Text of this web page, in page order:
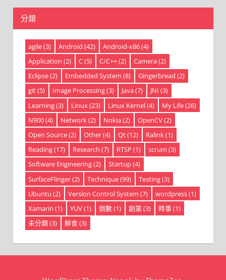
分類
agile(3) Android (42) Android-x86(4)
Application (2) C(5) C/C++(2) Camera(2)
Eclipse(2) Embedded System (8) Gingerbread (2)
git(5) Image Processing(3) Java(7) JNI (3)
Learning(3) Linux (23) Linux Kernel(4) My Life(26)
N900(4) Network(2) Nokia(2) OpenCV(2)
Open Source(2) Other(4) Qt(12) Ralink(1)
Reading(17) Research (7) RTSP (1) scrum (3)
Software Engineering(2) Startup(4)
SurfaceFlinger(2) Technique(99) Testing(3)
Ubuntu (2) Version Control System (7) wordpress(1)
Xamarin (1) YUV(1) 倒數(1) 創業(3) 時事(1)
未分類(3) 鮮食(3)